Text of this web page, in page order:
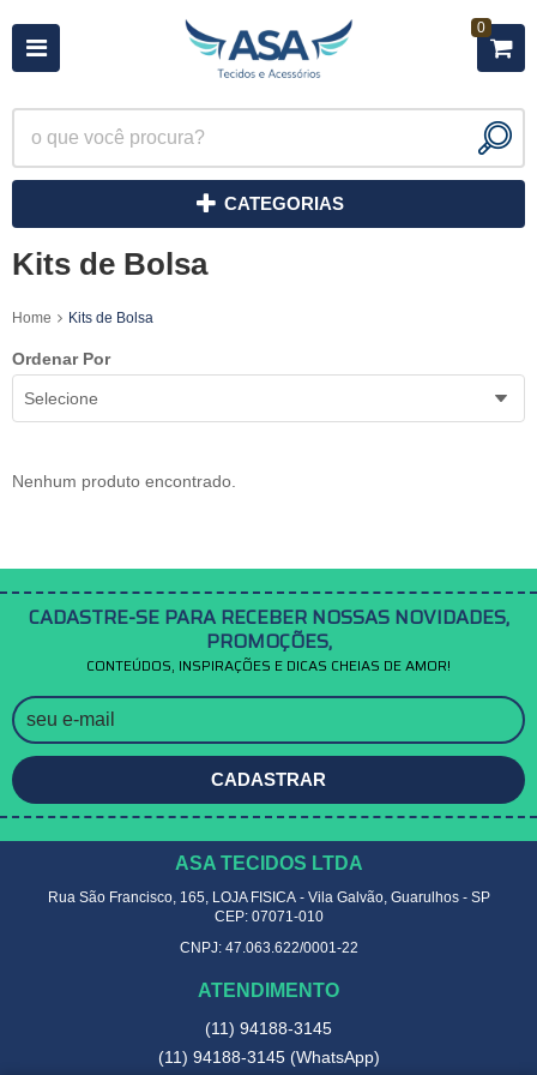
0
CATEGORIAS
Kits de Bolsa
Home Kits de Bolsa
Ordenar Por
Selecione
Nenhum produto encontrado.
CADASTRE-SE PARA RECEBER NOSSAS NOVIDADES,
PROMOÇÕES,
CONTEÚDOS, INSPIRAÇÕES E DICAS CHEIAS DE AMOR!
CADASTRAR
ASA TECIDOS LTDA
Rua São Francisco, 165, LOJA FISICA- Vila Galvão, Guarulhos- SP
CEP: 07071-010
CNPJ: 47.063.622/0001-22
ATENDIMENTO
(11) 94188-3145
(11) 94188-3145 (WhatsApp)